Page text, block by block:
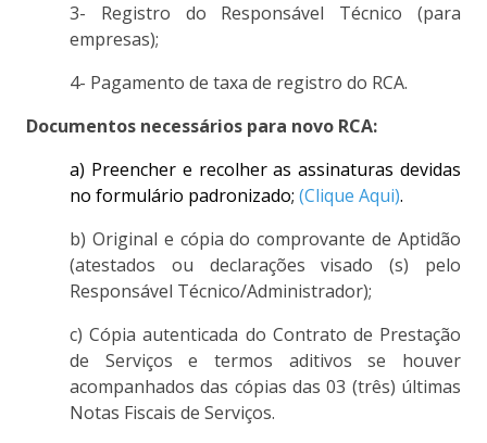
3- Registro do Responsável Técnico (para
empresas);
4- Pagamento de taxa de registro do RCA.
Documentos necessários para novo RCA:
a) Preencher e recolher as assinaturas devidas
no formulário padronizado; (Clique Aqui).
b) Original e cópia do comprovante de Aptidão
(atestados ou declarações visado (s) pelo
Responsável Técnico/Administrador);
c) Cópia autenticada do Contrato de Prestação
de Serviços e termos aditivos se houver
acompanhados das cópias das 03 (três) últimas
Notas Fiscais de Serviços.